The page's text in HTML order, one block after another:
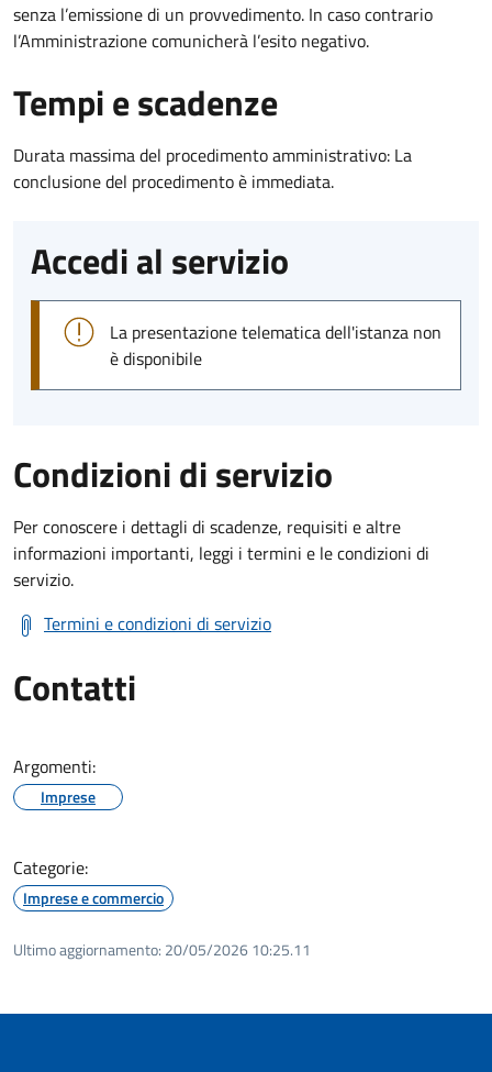
senza l’emissione di un provvedimento. In caso contrario
l’Amministrazione comunicherà l’esito negativo.
Tempi e scadenze
Durata massima del procedimento amministrativo: La
conclusione del procedimento è immediata.
Accedi al servizio
La presentazione telematica dell'istanza non
è disponibile
Condizioni di servizio
Per conoscere i dettagli di scadenze, requisiti e altre
informazioni importanti, leggi i termini e le condizioni di
servizio.
Termini e condizioni di servizio
Contatti
Argomenti:
Imprese
Categorie:
Imprese e commercio
Ultimo aggiornamento: 20/05/2026 10:25.11